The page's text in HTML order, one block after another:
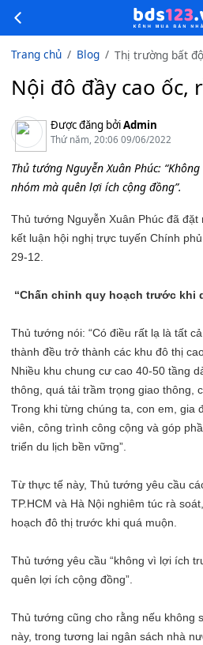
Trang chủ Blog Thị trường bất
Nội đô đầy cao ốc,
Được đăng bởiAdmin
Thứ năm, 20:06 09/06/2022
Thủ tướng Nguyễn Xuân Phúc:
nhóm mà quên lợi ích cộng đồng”.
Thủ tướng Nguyễn Xuân Phúc đã đặt
kết luận hội nghị trực tuyến Chính
29-12.
“Chấn chỉnh quy hoạch trước khi
Thủ tướng nói: “Có điều rất lạ là tất
thành đều trở thành các khu đô thị
Nhiều khu chung cư cao 40-50 tầng
thông, quá tải trầm trọng giao thông,
Trong khi từng chúng ta, con em, gia
viên, công trình công cộng và góp
triển du lịch bền vững”.
Từ thực tế này, Thủ tướng yêu cầu
TP.HCM và Hà Nội nghiêm túc rà
hoạch đô thị trước khi quá muộn.
Thủ tướng yêu cầu “không vì lợi ích
quên lợi ích cộng đồng”.
Thủ tướng cũng cho rằng nếu không
này, trong tương lai ngân sách nhà